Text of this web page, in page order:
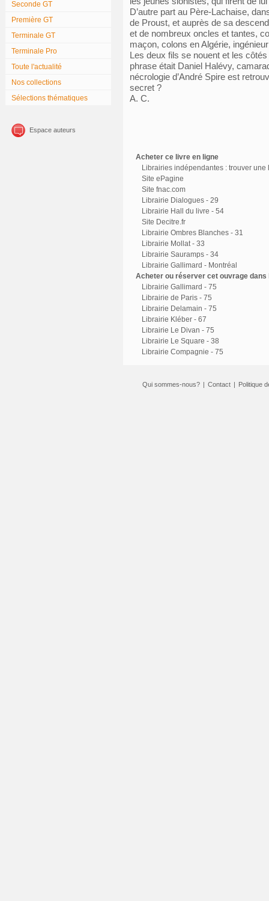
Seconde GT
Première GT
Terminale GT
Terminale Pro
Toute l'actualité
Nos collections
Sélections thématiques
Espace auteurs
D’autre part au Père-Lachaise,
de Proust, et auprès de sa
et de nombreux oncles et tantes,
maçon, colons en Algérie,
Les deux fils se nouent et les
phrase était Daniel Halévy,
nécrologie d’André Spire est
secret ?
A. C.
Acheter ce livre en ligne
Librairies indépendantes : trouver une
Site ePagine
Site fnac.com
Librairie Dialogues - 29
Librairie Hall du livre - 54
Site Decitre.fr
Librairie Ombres Blanches - 31
Librairie Mollat - 33
Librairie Sauramps - 34
Librairie Gallimard - Montréal
Acheter ou réserver cet ouvrage
Librairie Gallimard - 75
Librairie de Paris - 75
Librairie Delamain - 75
Librairie Kléber - 67
Librairie Le Divan - 75
Librairie Le Square - 38
Librairie Compagnie - 75
Qui sommes-nous? | Contact | Politique